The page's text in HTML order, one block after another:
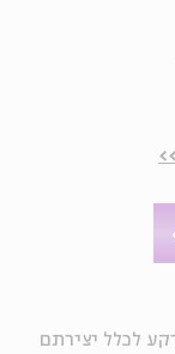
לכלל יצירתם